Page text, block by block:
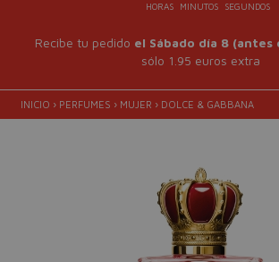
HORAS MINUTOS SEGUNDOS
Recibe tu pedido el Sábado día 8 (antes
sólo 1.95 euros extra
INICIO › PERFUMES › MUJER › DOLCE & GABBANA